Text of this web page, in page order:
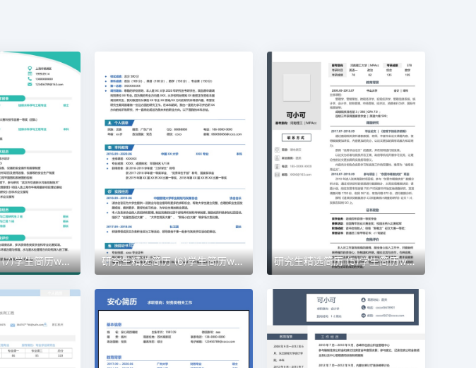
研究生精选简历 (7)学生简历word模板 研究生精选简历 (6)学生简历word模板 研究生精选简历 (5)学生简历word模板